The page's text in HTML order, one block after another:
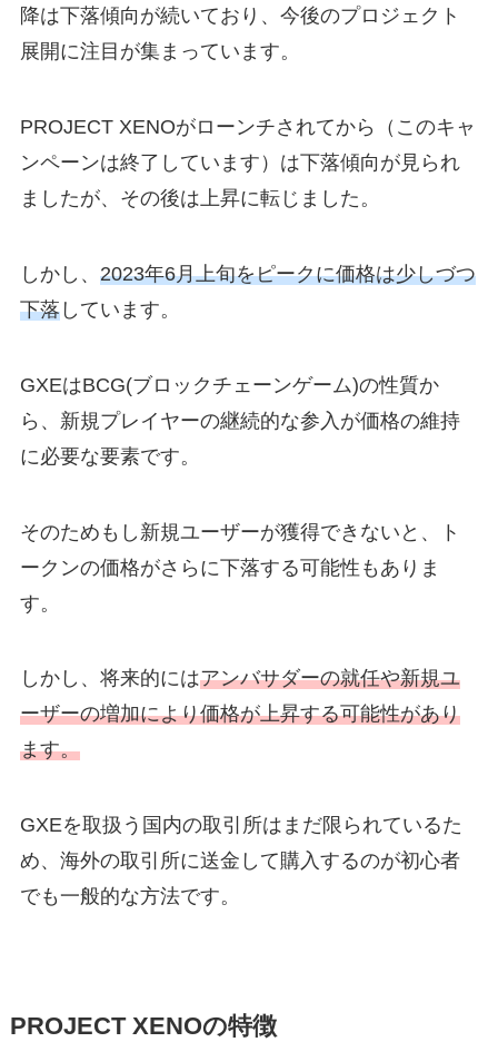
降は下落傾向が続いており、今後のプロジェクト
展開に注目が集まっています。
PROJECT XENOがローンチされてから（このキャ
ンペーンは終了しています）は下落傾向が見られ
ましたが、その後は上昇に転じました。
しかし、 2023年6月上旬をピークに価格は少しづつ
下落しています。
GXEはBCG(ブロックチェーンゲーム)の性質か
ら、新規プレイヤーの継続的な参入が価格の維持
に必要な要素です。
そのためもし新規ユーザーが獲得できないと、ト
ークンの価格がさらに下落する可能性もありま
す。
しかし、将来的にはアンバサダーの就任や新規ユ
ーザーの増加により価格が上昇する可能性があり
ます。
GXEを取扱う国内の取引所はまだ限られているた
め、海外の取引所に送金して購入するのが初心者
でも一般的な方法です。
PROJECT XENOの特徴